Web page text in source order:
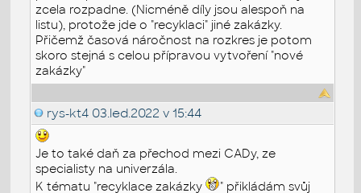
zcela rozpadne. (Nicméně díly jsou alespoň na
listu), protože jde o "recyklaci" jiné zakázky.
Přičemž časová náročnost na rozkres je potom
skoro stejná s celou přípravou vytvoření "nové
zakázky"
rys-kt4 03.led.2022 v 15:44
Je to také daň za přechod mezi CADy, ze
specialisty na univerzála.
K tématu "recyklace zakázky
" přikládám svůj